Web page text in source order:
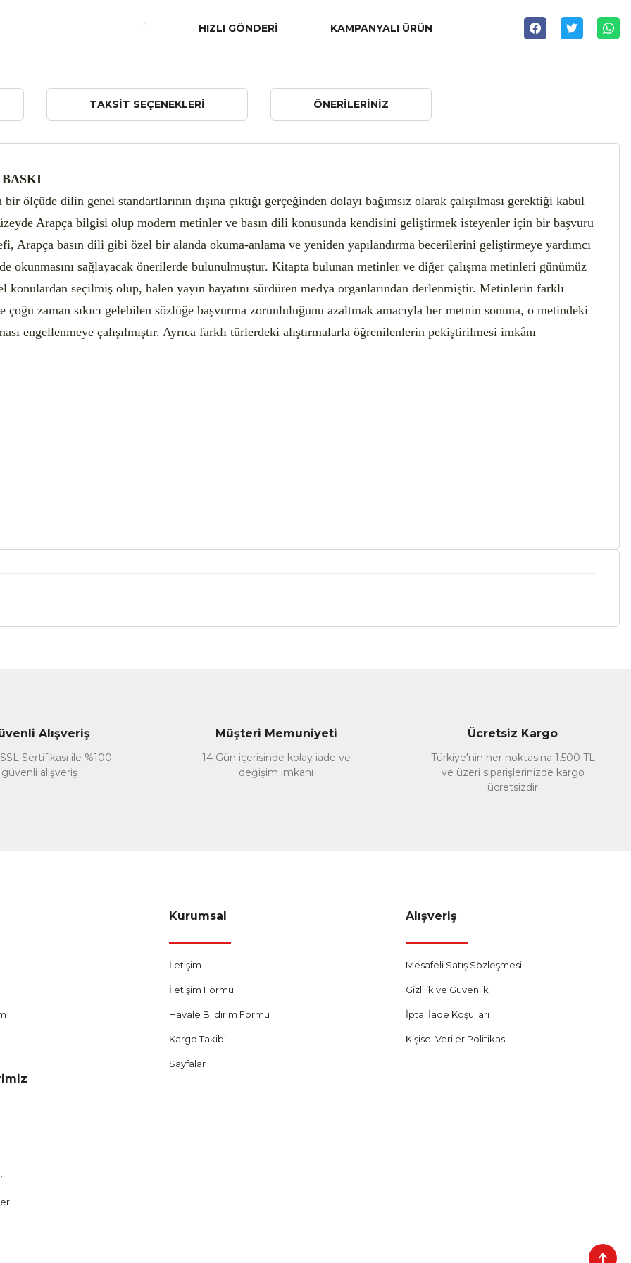
HIZLI GÖNDERI KAMPANYALI ÜRÜN
TAKSIT SEÇENEKLERI ÖNERILERINIZ
ölçüde dilin genel standartlarının dışına çıktığı gerçeğinden dolayı bağımsız olarak çalışılması gerektiği kabul
Arapça bilgisi olup modern metinler ve basın dili konusunda kendisini geliştirmek isteyenler için bir başvuru
Arapça basın dili gibi özel bir alanda okuma-anlama ve yeniden yapılandırma becerilerini geliştirmeye yardımcı
okunmasını sağlayacak önerilerde bulunulmuştur. Kitapta bulunan metinler ve diğer çalışma metinleri günümüz
konulardan seçilmiş olup, halen yayın hayatını sürdüren medya organlarından derlenmiştir. Metinlerin farklı
zaman sıkıcı gelebilen sözlüğe başvurma zorunluluğunu azaltmak amacıyla her metnin sonuna, o metindeki
engellenmeye çalışılmıştır. Ayrıca farklı türlerdeki alıştırmalarla öğrenilenlerin pekiştirilmesi imkânı
Alışveriş
Sertifikası ile %100
güvenli alışveriş
Müşteri Memuniyeti
14 Gün içerisinde kolay iade ve
değişim imkanı
Ücretsiz Kargo
Türkiye'nin her noktasına 1.500 TL
ve üzeri siparişlerinizde kargo
ücretsizdir
Kurumsal
İletişim
İletişim Formu
Havale Bildirim Formu
Kargo Takibi
Sayfalar
Alışveriş
Mesafeli Satış Sözleşmesi
Gizlilik ve Güvenlik
İptal İade Koşullari
Kişisel Veriler Politikası